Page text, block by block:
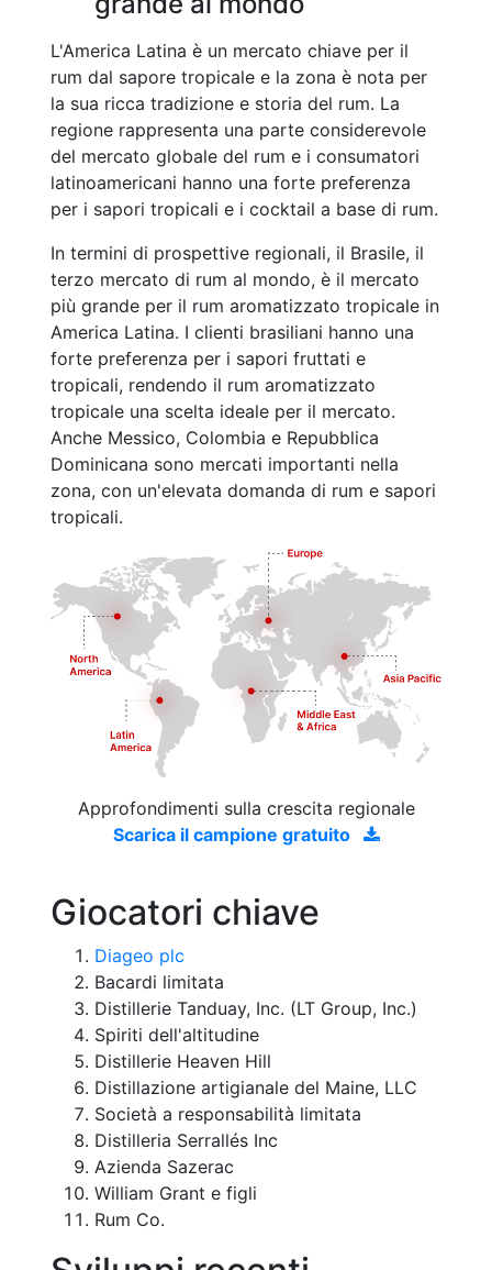
L'America Latina è un mercato chiave per il
rum dal sapore tropicale e la zona è nota per
la sua ricca tradizione e storia del rum. La
regione rappresenta una parte considerevole
del mercato globale del rum e i consumatori
latinoamericani hanno una forte preferenza
per i sapori tropicali e i cocktail a base di rum.
In termini di prospettive regionali, il Brasile, il
terzo mercato di rum al mondo, è il mercato
più grande per il rum aromatizzato tropicale in
America Latina. I clienti brasiliani hanno una
forte preferenza per i sapori fruttati e
tropicali, rendendo il rum aromatizzato
tropicale una scelta ideale per il mercato.
Anche Messico, Colombia e Repubblica
Dominicana sono mercati importanti nella
zona, con un'elevata domanda di rum e sapori
tropicali.
Approfondimenti sulla crescita regionale
Scarica il campione gratuito
Giocatori chiave
Diageo plc
Bacardi limitata
Distillerie Tanduay, Inc. (LT Group, Inc.)
Spiriti dell'altitudine
Distillerie Heaven Hill
Distillazione artigianale del Maine, LLC
Società a responsabilità limitata
Distilleria Serrallés Inc
Azienda Sazerac
William Grant e figli
Rum Co.